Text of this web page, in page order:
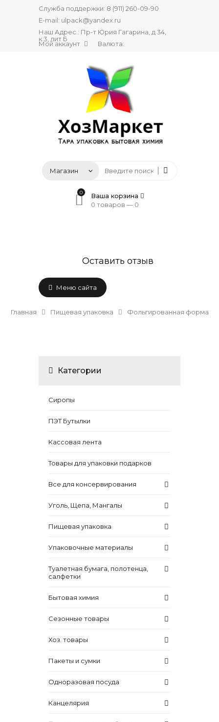
Служба поддержки: 8 (911) 260-09-90
E-mail: ulpack@yandex.ru
Наш Адрес : Пр-т Юрия Гагарина, д 34,
к 3, лит Б
Мой аккаунт Валюта:
0
Ваша корзина
0 товаров — 0
Оставить отзыв
Меню сайта
Главная Пищевая упаковка Фольгированная форма
Категории
Сиропы
ПЭТ Бутылки
Кассовая лента
Товары для упаковки подарков
Все для консервирования
Уголь, Щепа, Мангалы
Пищевая упаковка
Упаковочные материалы
Туалетная бумага, полотенца,
салфетки
Бытовая химия
Сезонные товары
Хоз. товары
Пакеты и сумки
Одноразовая посуда
Канцелярия